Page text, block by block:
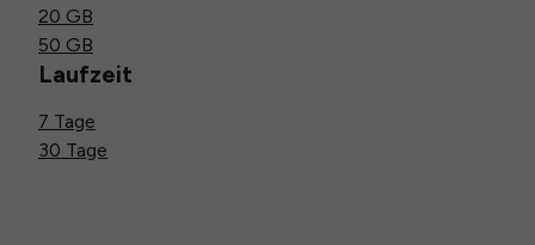
20 GB
50 GB
Laufzeit
7 Tage
30 Tage